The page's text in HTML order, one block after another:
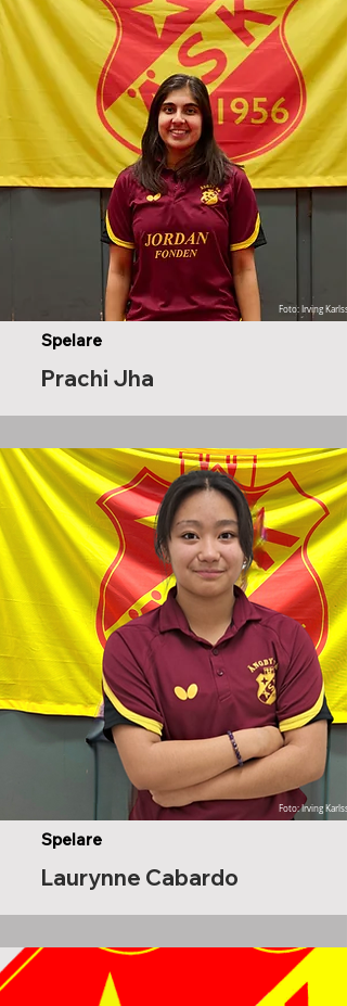
Foto: Irving
Spelare
Prachi Jha
Foto: Irving
Spelare
Laurynne Cabardo